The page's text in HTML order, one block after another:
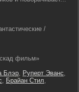
/
фильм»
Блэр, Руперт Эванс,
, Брайан Стил,